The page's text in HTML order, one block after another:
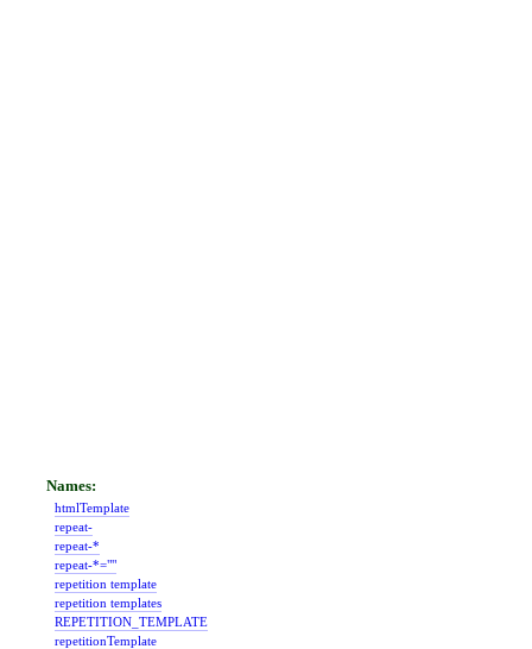
htmlTemplate
repeat-
repeat-*
repeat-*=""
repetition template
repetition templates
REPETITION_TEMPLATE
repetitionTemplate